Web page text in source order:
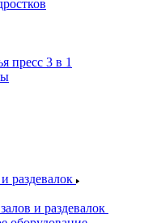
пресс 3 в 1
раздевалок
и раздевалок